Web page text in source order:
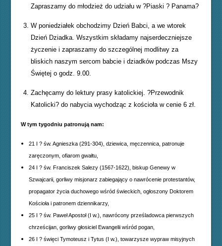
Zapraszamy do młodzież do udziału w ?Piaski ? Panama?
W poniedziałek obchodzimy Dzień Babci, a we wtorek
Dzień Dziadka. Wszystkim składamy najserdeczniejsze
życzenie i zapraszamy do szczególnej modlitwy za
bliskich naszym sercom babcie i dziadków podczas Mszy
Świętej o godz. 9.00.
Zachęcamy do lektury prasy katolickiej. ?Przewodnik
Katolicki? do nabycia wychodząc z kościoła w cenie 6 zł.
W tym tygodniu patronują nam:
21 I ? św. Agnieszka (291-304), dziewica, męczennica, patronuje
zaręczonym, ofiarom gwałtu,
24 I ? św. Franciszek Salezy (1567-1622), biskup Genewy w
Szwajcarii, gorliwy misjonarz zabiegający o nawrócenie protestantów,
propagator życia duchowego wśród świeckich, ogłoszony Doktorem
Kościoła i patronem dziennikarzy,
25 I ? św. Paweł Apostoł (I w.), nawrócony prześladowca pierwszych
chrześcijan, gorliwy głosiciel Ewangelii wśród pogan,
26 I ? święci Tymoteusz i Tytus (I w.), towarzysze wypraw misyjnych